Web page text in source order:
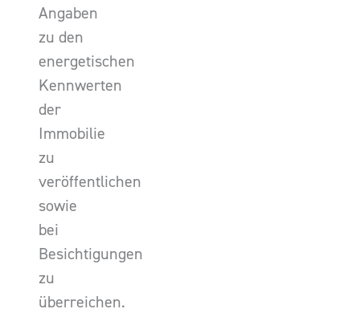
Angaben
zu den
energetischen
Kennwerten
der
Immobilie
zu
veröffentlichen
sowie
bei
Besichtigungen
zu
überreichen.